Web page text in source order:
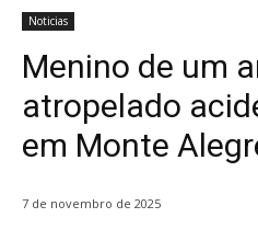
Noticias
Menino de um
atropelado
em Monte
7 de novembro de 2025